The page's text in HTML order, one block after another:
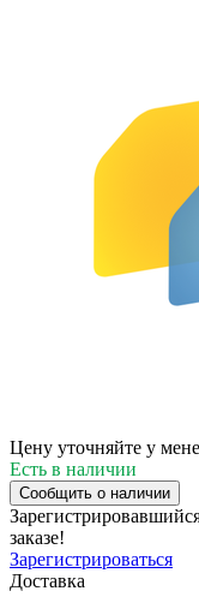
Цену уточняйте у
Есть в наличии
Сообщить о наличии
заказе!
Зарегистрироваться
Доставка